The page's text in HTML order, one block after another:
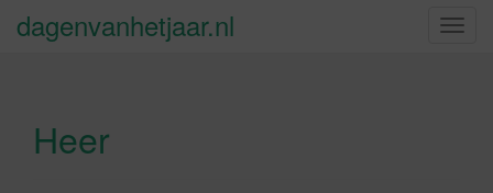
S
dagenvanhetjaar.nl
Heer